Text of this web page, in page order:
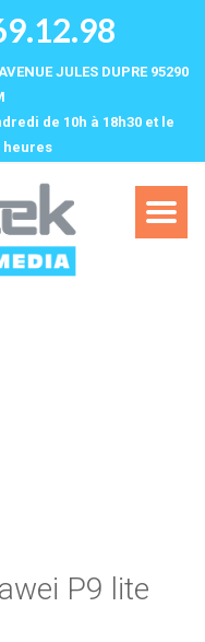
JULES DUPRE 95290
de 10h à 18h30 et le
heures‌
P9 lite